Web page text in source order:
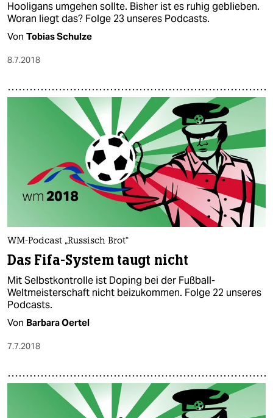
Hooligans umgehen sollte. Bisher ist es ruhig geblieben.
Woran liegt das? Folge 23 unseres Podcasts.
Von Tobias Schulze
8.7.2018
WM-Podcast „Russisch Brot“
Das Fifa-System taugt nicht
Mit Selbstkontrolle ist Doping bei der Fußball-
Weltmeisterschaft nicht beizukommen. Folge 22 unseres
Podcasts.
Von Barbara Oertel
7.7.2018